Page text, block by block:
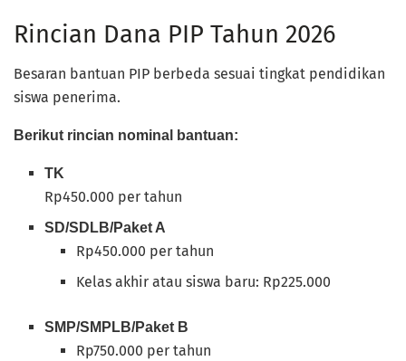
Rincian Dana PIP Tahun 2026
Besaran bantuan PIP berbeda sesuai tingkat pendidikan
siswa penerima.
Berikut rincian nominal bantuan:
TK
Rp450.000 per tahun
SD/SDLB/Paket A
Rp450.000 per tahun
Kelas akhir atau siswa baru: Rp225.000
SMP/SMPLB/Paket B
Rp750.000 per tahun